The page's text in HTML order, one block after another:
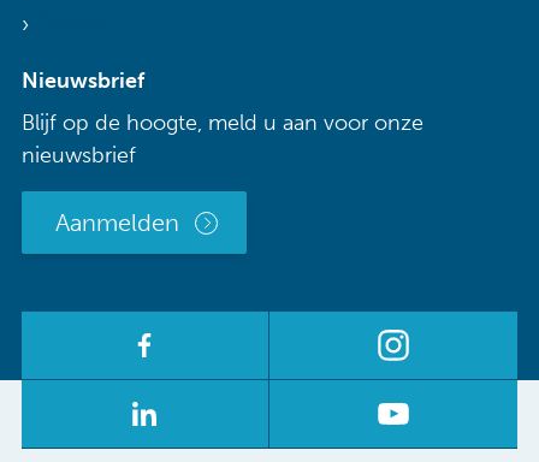
Nieuwsbrief
Blijf op de hoogte, meld u aan voor onze
nieuwsbrief
Aanmelden